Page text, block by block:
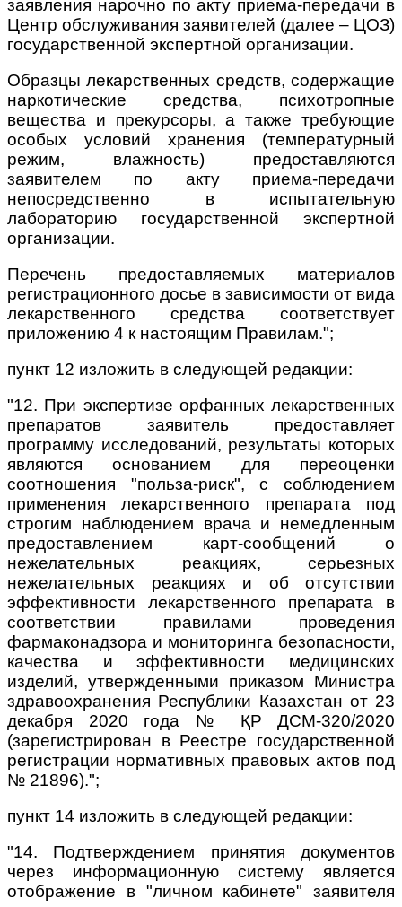
заявления нарочно по акту приема-передачи в
Центр обслуживания заявителей (далее – ЦОЗ)
государственной экспертной организации.
Образцы лекарственных средств, содержащие
наркотические средства, психотропные
вещества и прекурсоры, а также требующие
особых условий хранения (температурный
режим, влажность) предоставляются
заявителем по акту приема-передачи
непосредственно в испытательную
лабораторию государственной экспертной
организации.
Перечень предоставляемых материалов
регистрационного досье в зависимости от вида
лекарственного средства соответствует
приложению 4 к настоящим Правилам.";
пункт 12 изложить в следующей редакции:
"12. При экспертизе орфанных лекарственных
препаратов заявитель предоставляет
программу исследований, результаты которых
являются основанием для переоценки
соотношения "польза-риск", с соблюдением
применения лекарственного препарата под
строгим наблюдением врача и немедленным
предоставлением карт-сообщений о
нежелательных реакциях, серьезных
нежелательных реакциях и об отсутствии
эффективности лекарственного препарата в
соответствии правилами проведения
фармаконадзора и мониторинга безопасности,
качества и эффективности медицинских
изделий, утвержденными приказом Министра
здравоохранения Республики Казахстан от 23
декабря 2020 года № ҚР ДСМ-320/2020
(зарегистрирован в Реестре государственной
регистрации нормативных правовых актов под
№ 21896).";
пункт 14 изложить в следующей редакции:
"14. Подтверждением принятия документов
через информационную систему является
отображение в "личном кабинете" заявителя